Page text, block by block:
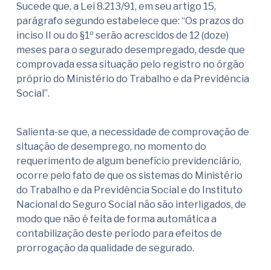
Sucede que, a Lei 8.213/91, em seu artigo 15,
parágrafo segundo estabelece que: “Os prazos do
inciso II ou do §1º serão acrescidos de 12 (doze)
meses para o segurado desempregado, desde que
comprovada essa situação pelo registro no órgão
próprio do Ministério do Trabalho e da Previdência
Social”.
Salienta-se que, a necessidade de comprovação de
situação de desemprego, no momento do
requerimento de algum benefício previdenciário,
ocorre pelo fato de que os sistemas do Ministério
do Trabalho e da Previdência Social e do Instituto
Nacional do Seguro Social não são interligados, de
modo que não é feita de forma automática a
contabilização deste período para efeitos de
prorrogação da qualidade de segurado.